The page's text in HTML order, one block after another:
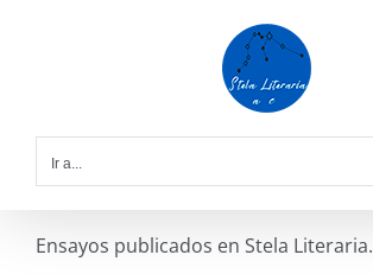
Ir a...
Ensayos publicados en Stela Literaria.